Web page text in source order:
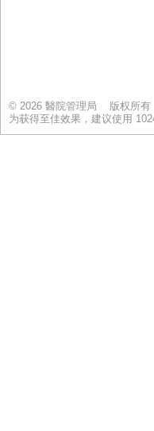
© 2026 醫院管理局 版权所
为获得至佳效果，建议使用